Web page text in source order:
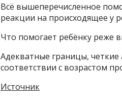
Всё вышеперечисленное
реакции на происходящее у
Что помогает ребёнку реже
Адекватные границы,
соответствии с возрастом
Источник